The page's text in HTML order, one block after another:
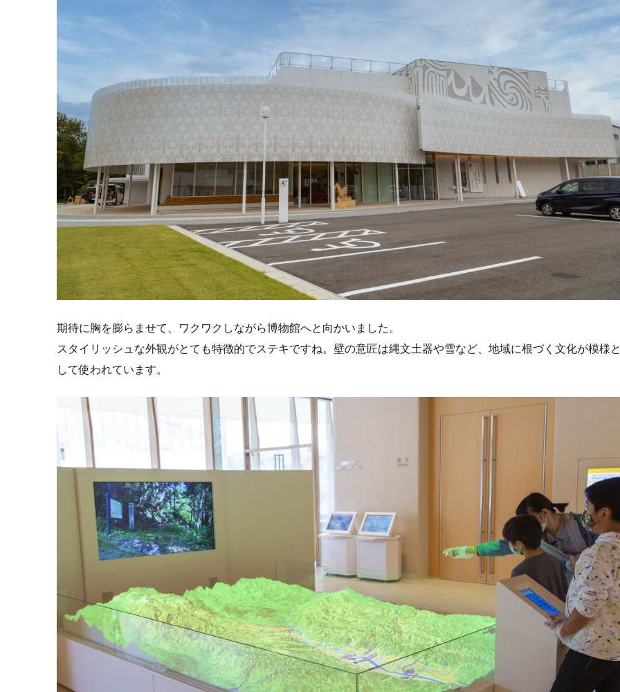
期待に胸を膨らませて、ワクワクしながら博物館へと向かいました。
スタイリッシュな外観がとても特徴的でステキですね。壁の意匠は縄文土器や雪など、地域に根づく文化が模様
して使われています。